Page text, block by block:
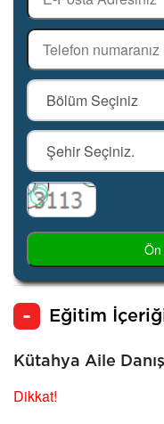
Eğitim
Kütahya Aile
Dikkat!